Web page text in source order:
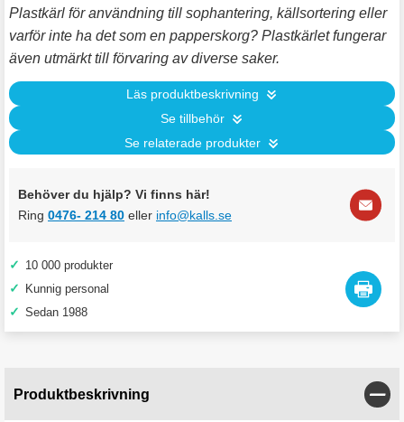
Plastkärl för användning till sophantering, källsortering eller
varför inte ha det som en papperskorg? Plastkärlet fungerar
även utmärkt till förvaring av diverse saker.
Läs produktbeskrivning
Se tillbehör
Se relaterade produkter
Behöver du hjälp? Vi finns här!
Ring 0476- 214 80 eller info@kalls.se
✓ 10 000 produkter
✓ Kunnig personal
✓ Sedan 1988
Produktbeskrivning